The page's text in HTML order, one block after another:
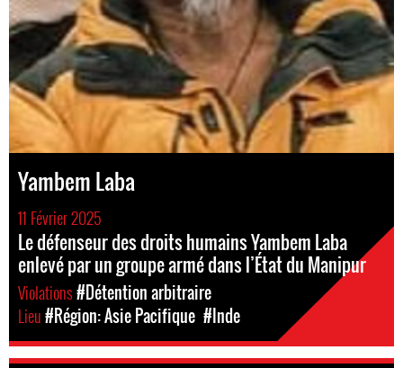
Yambem Laba
11 Février 2025
Le défenseur des droits humains Yambem Laba
enlevé par un groupe armé dans l’État du Manipur
Violations#Détention arbitraire
Lieu#Région: Asie Pacifique #Inde